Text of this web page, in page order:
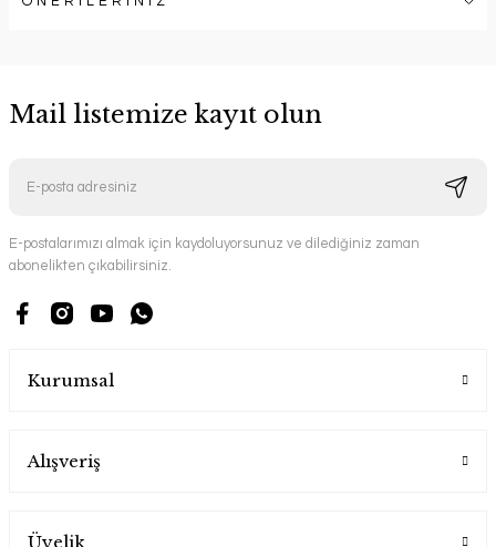
Mail listemize kayıt olun
E-postalarımızı almak için kaydoluyorsunuz ve dilediğiniz zaman
abonelikten çıkabilirsiniz.
Kurumsal
Alışveriş
Üyelik